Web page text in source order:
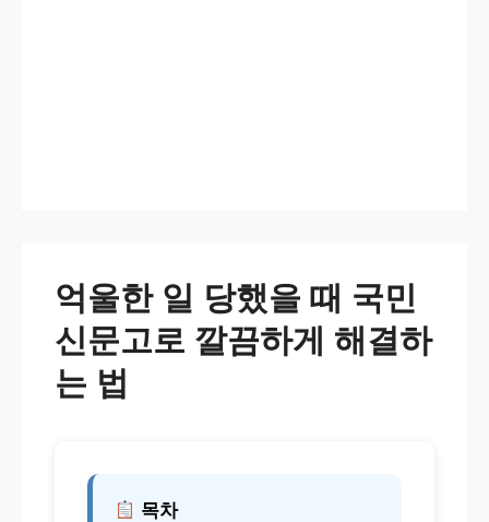
억울한 일 당했을 때 국민
신문고로 깔끔하게 해결하
는 법
목차